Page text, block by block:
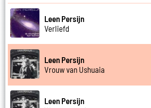
Leen Persijn
Verliefd
Leen Persijn
Vrouw van Ushuaia
Leen Persijn